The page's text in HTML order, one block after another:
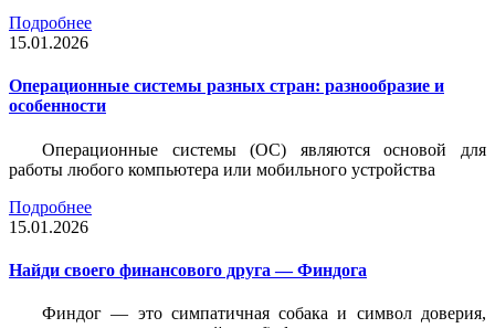
Подробнее
15.01.2026
Операционные системы разных стран: разнообразие и
особенности
Операционные системы (ОС) являются основой для
работы любого компьютера или мобильного устройства
Подробнее
15.01.2026
Найди своего финансового друга — Финдога
Финдог — это симпатичная собака и символ доверия,